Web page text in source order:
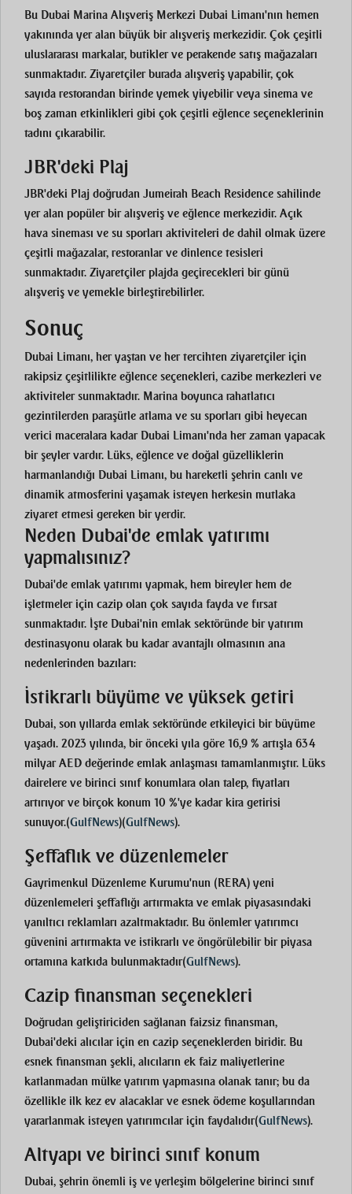
Bu Dubai Marina Alışveriş Merkezi Dubai Limanı'nın hemen
yakınında yer alan büyük bir alışveriş merkezidir. Çok çeşitli
uluslararası markalar, butikler ve perakende satış mağazaları
sunmaktadır. Ziyaretçiler burada alışveriş yapabilir, çok
sayıda restorandan birinde yemek yiyebilir veya sinema ve
boş zaman etkinlikleri gibi çok çeşitli eğlence seçeneklerinin
tadını çıkarabilir.
JBR'deki Plaj
JBR'deki Plaj doğrudan Jumeirah Beach Residence sahilinde
yer alan popüler bir alışveriş ve eğlence merkezidir. Açık
hava sineması ve su sporları aktiviteleri de dahil olmak üzere
çeşitli mağazalar, restoranlar ve dinlence tesisleri
sunmaktadır. Ziyaretçiler plajda geçirecekleri bir günü
alışveriş ve yemekle birleştirebilirler.
Sonuç
Dubai Limanı, her yaştan ve her tercihten ziyaretçiler için
rakipsiz çeşitlilikte eğlence seçenekleri, cazibe merkezleri ve
aktiviteler sunmaktadır. Marina boyunca rahatlatıcı
gezintilerden paraşütle atlama ve su sporları gibi heyecan
verici maceralara kadar Dubai Limanı'nda her zaman yapacak
bir şeyler vardır. Lüks, eğlence ve doğal güzelliklerin
harmanlandığı Dubai Limanı, bu hareketli şehrin canlı ve
dinamik atmosferini yaşamak isteyen herkesin mutlaka
ziyaret etmesi gereken bir yerdir.
Neden Dubai'de emlak yatırımı
yapmalısınız?
Dubai'de emlak yatırımı yapmak, hem bireyler hem de
işletmeler için cazip olan çok sayıda fayda ve fırsat
sunmaktadır. İşte Dubai'nin emlak sektöründe bir yatırım
destinasyonu olarak bu kadar avantajlı olmasının ana
nedenlerinden bazıları:
İstikrarlı büyüme ve yüksek getiri
Dubai, son yıllarda emlak sektöründe etkileyici bir büyüme
yaşadı. 2023 yılında, bir önceki yıla göre 16,9 % artışla 634
milyar AED değerinde emlak anlaşması tamamlanmıştır. Lüks
dairelere ve birinci sınıf konumlara olan talep, fiyatları
artırıyor ve birçok konum 10 %'ye kadar kira getirisi
sunuyor.(GulfNews)(GulfNews).
Şeffaflık ve düzenlemeler
Gayrimenkul Düzenleme Kurumu'nun (RERA) yeni
düzenlemeleri şeffaflığı artırmakta ve emlak piyasasındaki
yanıltıcı reklamları azaltmaktadır. Bu önlemler yatırımcı
güvenini artırmakta ve istikrarlı ve öngörülebilir bir piyasa
ortamına katkıda bulunmaktadır(GulfNews).
Cazip finansman seçenekleri
Doğrudan geliştiriciden sağlanan faizsiz finansman,
Dubai'deki alıcılar için en cazip seçeneklerden biridir. Bu
esnek finansman şekli, alıcıların ek faiz maliyetlerine
katlanmadan mülke yatırım yapmasına olanak tanır; bu da
özellikle ilk kez ev alacaklar ve esnek ödeme koşullarından
yararlanmak isteyen yatırımcılar için faydalıdır(GulfNews).
Altyapı ve birinci sınıf konum
Dubai, şehrin önemli iş ve yerleşim bölgelerine birinci sınıf